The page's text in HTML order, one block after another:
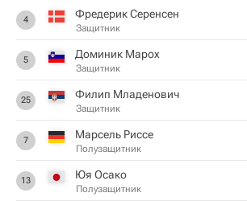
4 Фредерик Серенсен
Защитник
5 Доминик Марох
Защитник
25 Филип Младенович
Защитник
7 Марсель Риссе
Полузащитник
13 Юя Осако
Полузащитник